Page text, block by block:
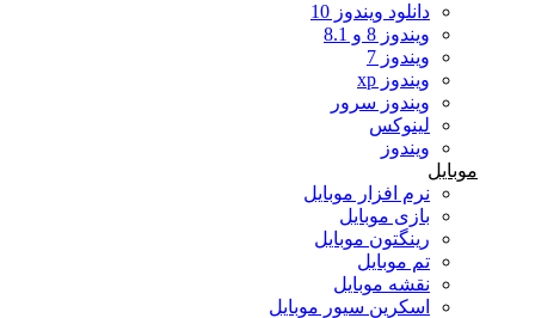
دانلود ویندوز 10
ویندوز 8 و 8.1
ویندوز 7
ویندوز xp
ویندوز سرور
لینوکس
ویندوز
موبایل
نرم افزار موبایل
بازی موبایل
رینگتون موبایل
تم موبایل
نقشه موبایل
اسکرین سیور موبایل